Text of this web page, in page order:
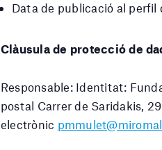
Data de publicació al
Clàusula de protecció de
Responsable: Identitat:
postal Carrer de Saridakis,
electrònic